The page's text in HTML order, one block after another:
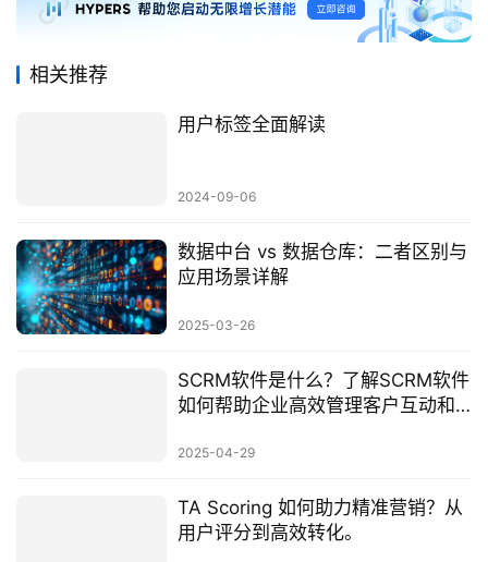
相关推荐
用户标签全面解读
2024-09-06
数据中台 vs 数据仓库：二者区别与
应用场景详解
2025-03-26
SCRM软件是什么？了解SCRM软件
如何帮助企业高效管理客户互动和
2025-04-29
TA Scoring 如何助力精准营销？从
用户评分到高效转化。